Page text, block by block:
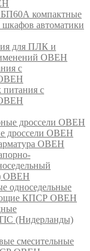
компактные
автоматики
для ПЛК и
ОВЕН
с
ОВЕН
с
ОВЕН
дроссели ОВЕН
дроссели ОВЕН
ОВЕН
ОВЕН
односедельные
КПСР ОВЕН
(Нидерланды)
смесительные